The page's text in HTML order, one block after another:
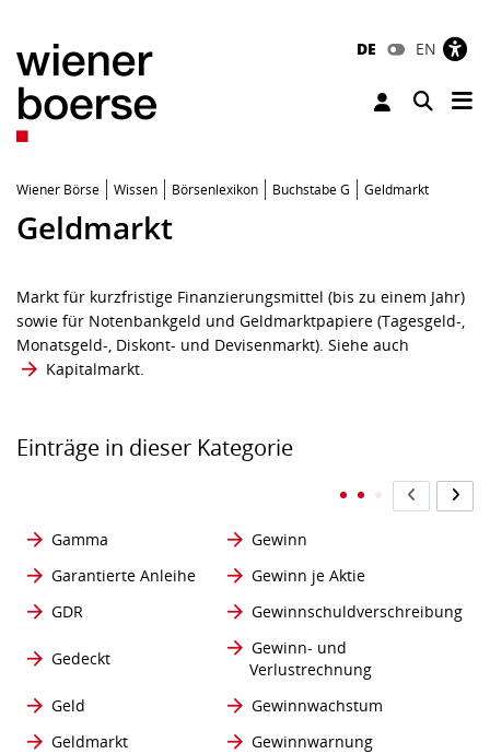
DE EN
Toggle
Wiener Börse Wissen Börsenlexikon Buchstabe G Geldmarkt
Geldmarkt
Markt für kurzfristige Finanzierungsmittel (bis zu einem Jahr)
sowie für Notenbankgeld und Geldmarktpapiere (Tagesgeld-,
Monatsgeld-, Diskont- und Devisenmarkt). Siehe auch
Kapitalmarkt.
Einträge in dieser Kategorie
Gamma
Gewinn
Garantierte Anleihe
Gewinn je Aktie
GDR
Gewinnschuldverschreibung
Gedeckt
Gewinn- und
Verlustrechnung
Geld
Gewinnwachstum
Geldmarkt
Gewinnwarnung